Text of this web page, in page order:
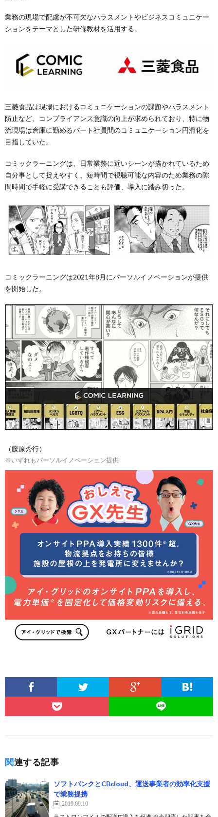
業務の現場で配慮が不可欠なハラスメントやビジネスコミュニケー
ションをテーマとした研修教材を活用する。
三菱食品は現場におけるコミュニケーションの課題やハラスメント
防止など、コンプライアンス意識の向上が求められており、特に物
流現場は倉庫に勤めるパート社員間のコミュニケーション円滑化を
目指していた。
コミックラーニングは、日常業務に近いシーンが描かれているため
自分事として捉えやすく、短時間で視聴可能な内容のため業務の隙
間時間で手軽に受講できることも評価、導入に踏み切った。
コミックラーニングは2021年8月にパーソルイノベーションが提供
を開始した。
（藤原秀行）
※いずれもパーソルイノベーション提供
関連する記事
ソフトバンクとCBcloud、運送事業者の効率化支援
で業務提携
2019.09.10